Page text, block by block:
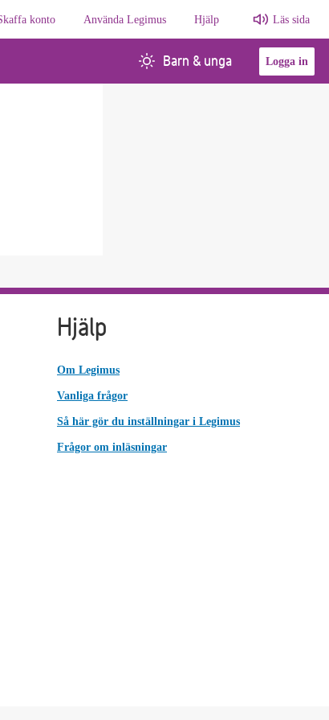
konto Använda Legimus Hjälp Läs sida
Barn & unga Logga in
Hjälp
Om Legimus
Vanliga frågor
Så här gör du inställningar i Legimus
Frågor om inläsningar